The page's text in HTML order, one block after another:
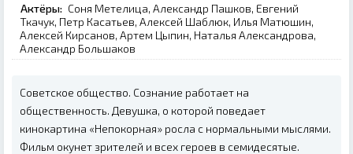
Актёры: Соня Метелица, Александр Пашков, Евгений
Ткачук, Петр Касатьев, Алексей Шаблюк, Илья Матюшин,
Алексей Кирсанов, Артем Цыпин, Наталья Александрова,
Александр Большаков
Советское общество. Сознание работает на
общественность. Девушка, о которой поведает
кинокартина «Непокорная» росла с нормальными мыслями.
Фильм окунет зрителей и всех героев в семидесятые.